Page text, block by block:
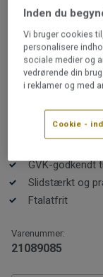
Airy
iQ Surface er
det svenske
Kollektionen
Farverne er
pris på et
Kollektionen er
entré eller
GVK-godkendt
Slidstærkt og
Ftalatfrit
Varenummer:
21089085
Inden du
Vi bruger cookies
personalisere
sociale medier og
vedrørende din
i reklamer og med
Cookie -